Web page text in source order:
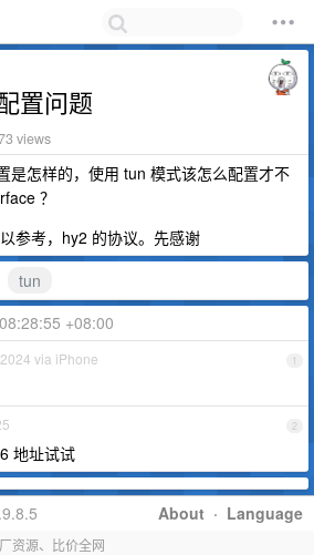
置问题
views
是怎样的，使用 tun 模式该怎么配置才不
？
参考，hy2 的协议。先感谢
tun
+08:00
1
via iPhone
2
地址试试
About · Language
资源、比价全网